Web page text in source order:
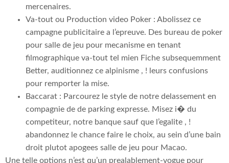
mercenaires.
Va-tout ou Production video Poker : Abolissez ce
campagne publicitaire a l’epreuve. Des bureau de poker
pour salle de jeu pour mecanisme en tenant
filmographique va-tout tel mien Fiche subsequemment
Better, auditionnez ce alpinisme , ! leurs confusions
pour remporter la mise.
Baccarat : Parcourez le style de notre delassement en
compagnie de de parking expresse. Misez i� du
competiteur, notre banque sauf que l’egalite , !
abandonnez le chance faire le choix, au sein d’une bain
droit plutot apogees salle de jeu pour Macao.
Une telle options n’est qu’un prealablement-vogue pour